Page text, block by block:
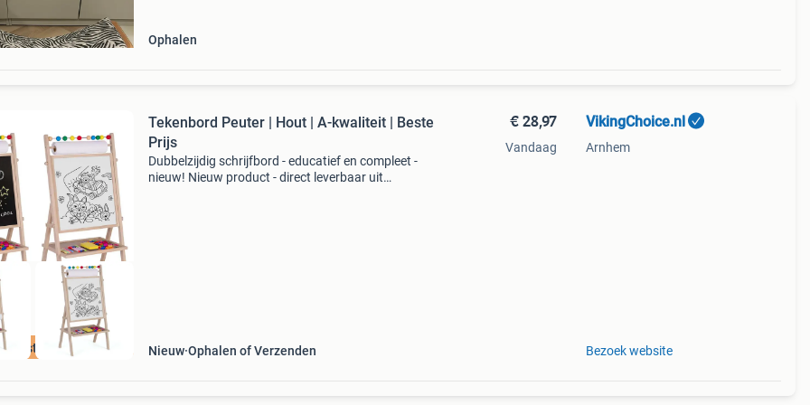
Ophalen
beste prijs
Tekenbord Peuter | Hout | A-kwaliteit | Beste
Prijs
Dubbelzijdig schrijfbord - educatief en compleet -
nieuw! Nieuw product - direct leverbaar uit
Nieuw Ophalen of Verzenden
€ 28,97
Vandaag
VikingChoice.nl
Arnhem
Bezoek website